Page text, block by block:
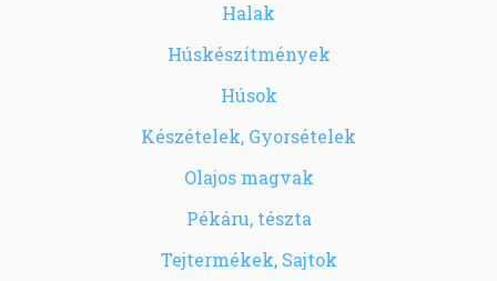
Halak
Húskészítmények
Húsok
Készételek, Gyorsételek
Olajos magvak
Pékáru, tészta
Tejtermékek, Sajtok